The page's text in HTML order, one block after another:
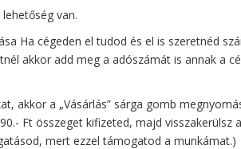
van.
Ha cégeden el tudod és el is szeretnéd
akkor add meg a adószámát is annak a
akkor a „Vásárlás” sárga gomb
Ft összeget kifizeted, majd visszakerülsz
mert ezzel támogatod a munkámat.)